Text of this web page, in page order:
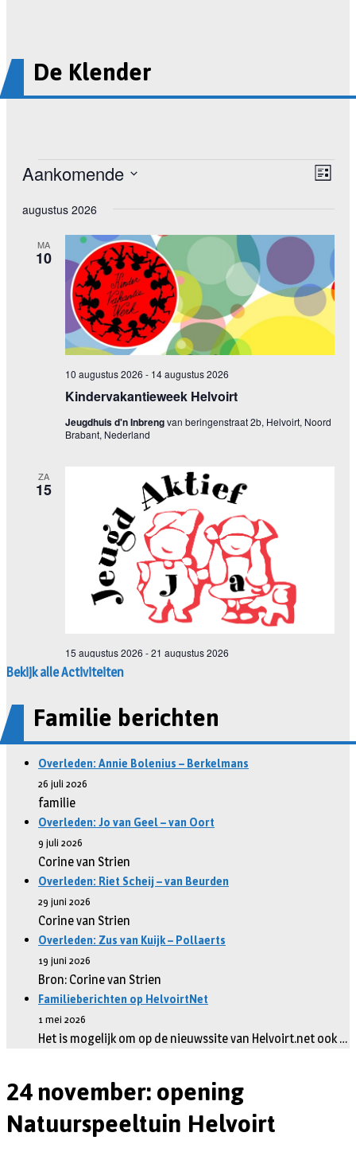
De Klender
Bekijk alle Activiteiten
Familie berichten
Overleden: Annie Bolenius – Berkelmans
26 juli 2026
familie
Overleden: Jo van Geel – van Oort
9 juli 2026
Corine van Strien
Overleden: Riet Scheij – van Beurden
29 juni 2026
Corine van Strien
Overleden: Zus van Kuijk – Pollaerts
19 juni 2026
Bron: Corine van Strien
Familieberichten op HelvoirtNet
1 mei 2026
Het is mogelijk om op de nieuwssite van Helvoirt.net ook …
24 november: opening
Natuurspeeltuin Helvoirt